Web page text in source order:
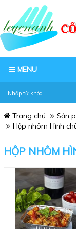
MENU
Trang chủ Sản
Hộp nhôm Hình
HỘP NHÔM